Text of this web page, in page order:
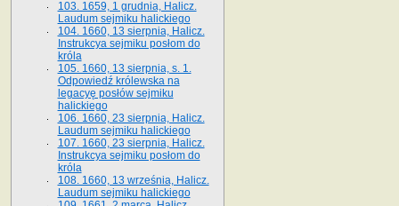
103. 1659, 1 grudnia, Halicz.
Laudum sejmiku halickiego
104. 1660, 13 sierpnia, Halicz.
Instrukcya sejmiku posłom do
króla
105. 1660, 13 sierpnia, s. 1.
Odpowiedź królewska na
legacyę posłów sejmiku
halickiego
106. 1660, 23 sierpnia, Halicz.
Laudum sejmiku halickiego
107. 1660, 23 sierpnia, Halicz.
Instrukcya sejmiku posłom do
króla
108. 1660, 13 września, Halicz.
Laudum sejmiku halickiego